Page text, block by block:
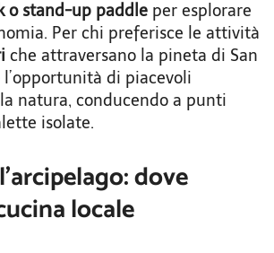
o stand-up paddle per esplorare
Per chi preferisce le attività
che attraversano la pineta di San
di piacevoli
natura, conducendo a punti
isolate.
dove
locale